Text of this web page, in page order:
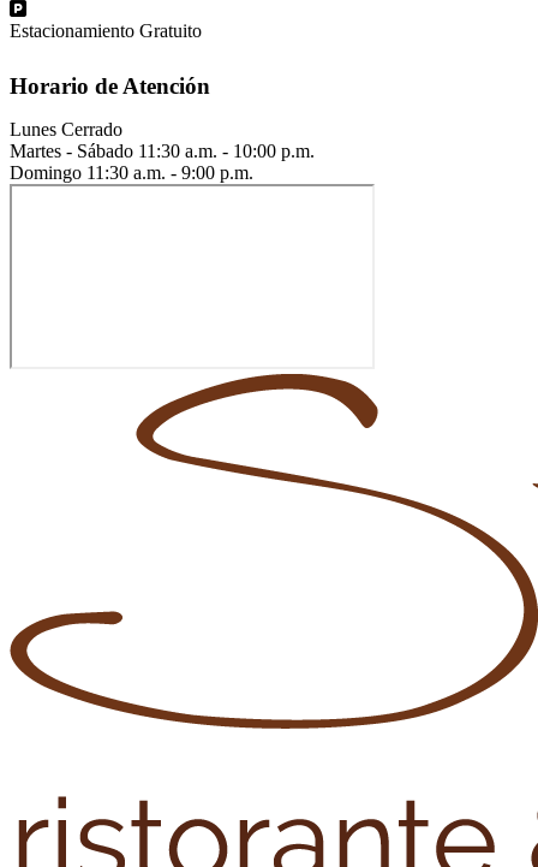
Estacionamiento Gratuito
Horario de Atención
Lunes Cerrado
Martes - Sábado 11:30 a.m. - 10:00 p.m.
Domingo 11:30 a.m. - 9:00 p.m.